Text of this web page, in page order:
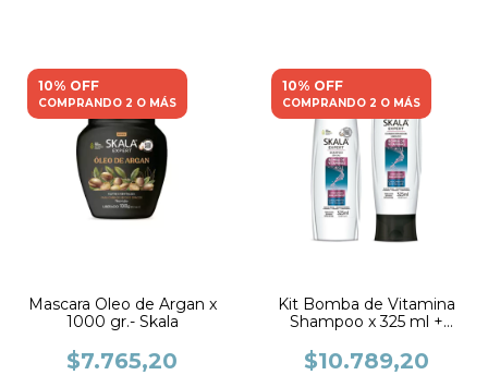
10% OFF
COMPRANDO 2 O MÁS
Mascara Oleo de Argan x
1000 gr.- Skala
$7.765,20
10% OFF
COMPRANDO 2 O MÁS
Kit Bomba de Vitamina
Shampoo x 325 ml +
$10.789,20